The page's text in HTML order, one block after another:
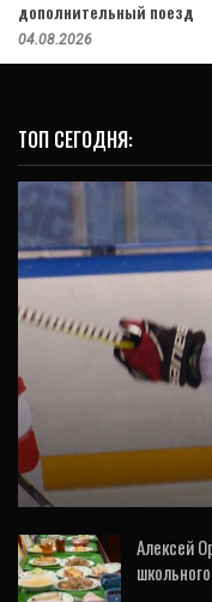
дополнительный поезд
04.08.2026
ТОП СЕГОДНЯ:
Шэйн Принс:
Кубок
Алексей